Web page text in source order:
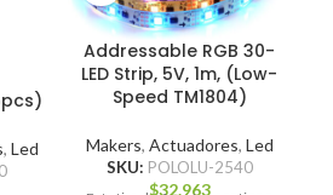
, Led
Addressable RGB 30-
LED Strip, 5V, 1m, (Low-
Speed TM1804)
Makers, Actuadores, Led
SKU: POLOLU-2540
$32.963